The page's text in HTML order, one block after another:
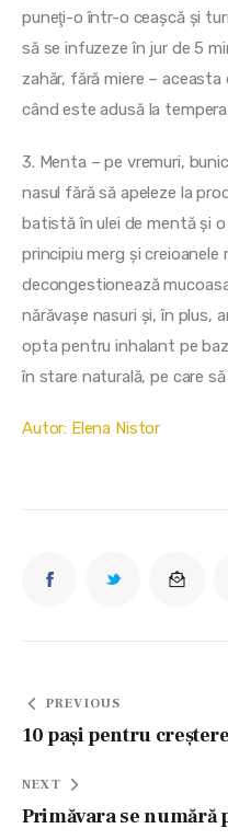
puneţi-o într-o ceaşcă şi
să se infuzeze în jur de 5
zahăr, fără miere –
când este adusă la
3. Menta – pe vremuri,
nasul fără să apeleze la
batistă în ulei de mentă şi
principiu merg şi
decongestionează
nărăvaşe nasuri şi, în plus,
opta pentru inhalant pe
în stare naturală, pe care
Autor: Elena Nistor
Navigare
în
articole
PREVIOUS
10 paşi pentru
NEXT
Primăvara se